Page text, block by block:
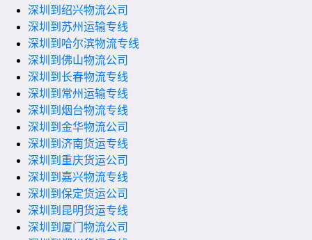
深圳到绍兴物流公司
深圳到苏州运输专线
深圳到哈尔滨物流专线
深圳到佛山物流公司
深圳到长春物流专线
深圳到常州运输专线
深圳到烟台物流专线
深圳到金华物流公司
深圳到济南货运专线
深圳到重庆货运公司
深圳到嘉兴物流专线
深圳到保定货运公司
深圳到昆明货运专线
深圳到厦门物流公司